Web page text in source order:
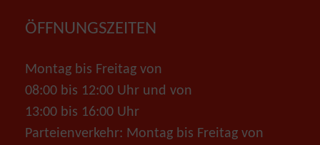
ÖFFNUNGSZEITEN
Montag bis Freitag von
08:00 bis 12:00 Uhr und von
13:00 bis 16:00 Uhr
Parteienverkehr: Montag bis Freitag von